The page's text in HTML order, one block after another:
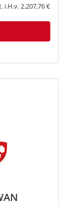
i.H.v. 2.207,76 €